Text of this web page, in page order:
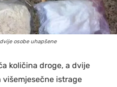
osobe uhapšene
količina droge, a dvije
višemjesečne istrage